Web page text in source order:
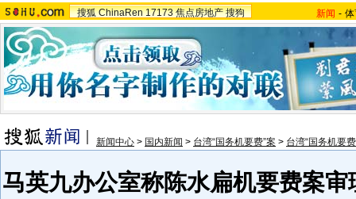
搜狐 ChinaRen 17173 焦点房地产 搜狗 新闻 -
新闻中心 > 国内新闻 > 台湾“国务机要费”案 > 台湾“国务机要
马英九办公室称陈水扁机要费案